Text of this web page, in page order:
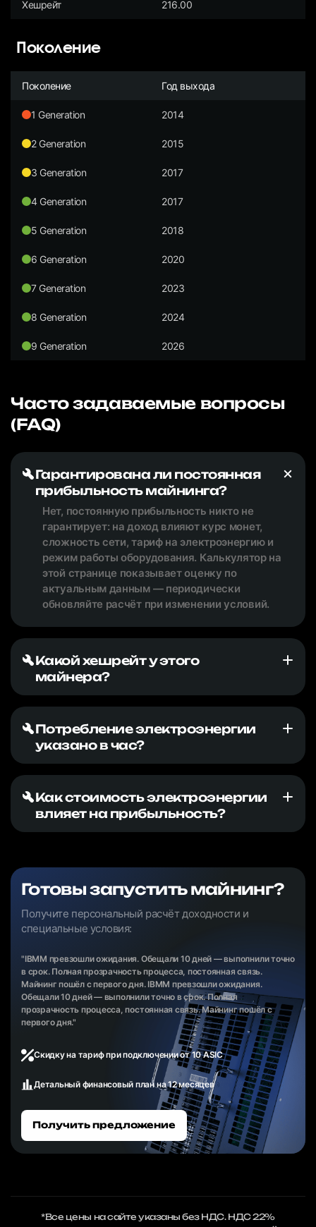
Хешрейт 216.00
Поколение
Поколение Год выхода
1 Generation 2014
2 Generation 2015
3 Generation 2017
4 Generation 2017
5 Generation 2018
6 Generation 2020
7 Generation 2023
8 Generation 2024
9 Generation 2026
Часто задаваемые вопросы
(FAQ)
Гарантирована ли постоянная
прибыльность майнинга?
Нет, постоянную прибыльность никто не
гарантирует: на доход влияют курс монет,
сложность сети, тариф на электроэнергию и
режим работы оборудования. Калькулятор на
этой странице показывает оценку по
актуальным данным — периодически
обновляйте расчёт при изменении условий.
Какой хешрейт у этого
майнера?
Потребление электроэнергии
указано в час?
Как стоимость электроэнергии
влияет на прибыльность?
Готовы запустить майнинг?
Получите персональный расчёт доходности и
специальные условия:
"IBMM превзошли ожидания. Обещали 10 дней — выполнили точно
в срок. Полная прозрачность процесса, постоянная связь.
Майнинг пошёл с первого дня. IBMM превзошли ожидания.
Обещали 10 дней — выполнили точно в срок. Полная
прозрачность процесса, постоянная связь. Майнинг пошёл с
первого дня."
Скидку на тариф при подключении от 10 ASIC
Детальный финансовый план на 12 месяцев
Получить предложение
*Все цены на сайте указаны без НДС. НДС 22%